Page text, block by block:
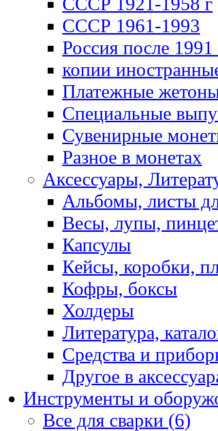
СССР 1961-1993
Россия после 1991
копии
Платежные
Специальные
Сувенирные
Разное в монетах
Аксессуары,
Альбомы, листы
Весы, лупы,
Капсулы
Кейсы, коробки,
Кофры, боксы
Холдеры
Литература,
Средства и
Другое в
Инструменты и
Все для сварки (6)